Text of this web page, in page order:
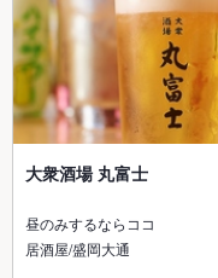
大衆酒場 丸富士
昼のみするならココ
居酒屋/盛岡大通